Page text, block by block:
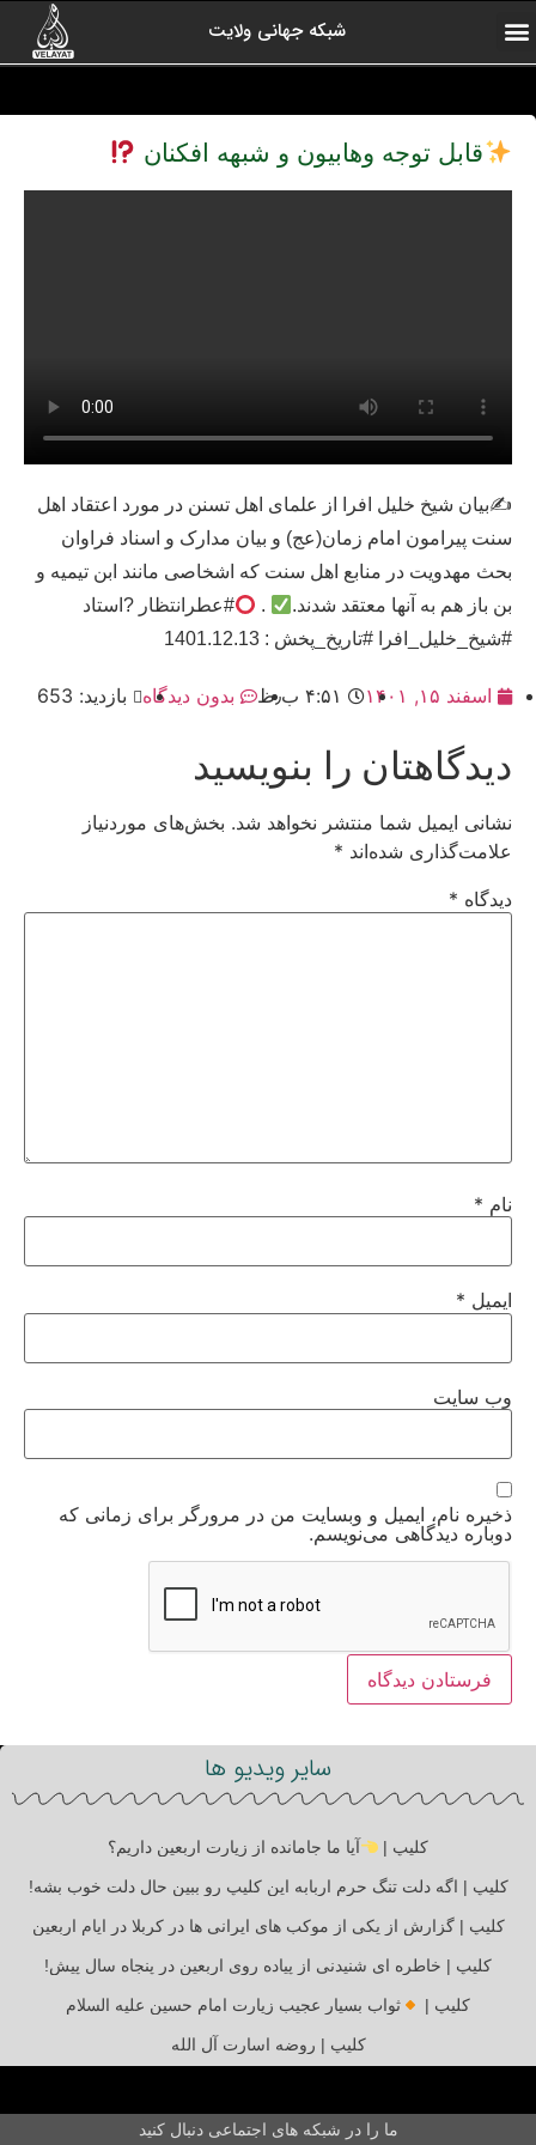
شبکه جهانی ولایت
قابل توجه وهابیون و شبهه افکنان
✍بیان شیخ خلیل افرا از علمای اهل تسنن در مورد اعتقاد اهل
سنت پیرامون امام زمان(عج) و بیان مدارک و اسناد فراوان
بحث مهدویت در منابع اهل سنت که اشخاصی مانند ابن تیمیه و
بن باز هم به آنها معتقد شدند.
.
#عطرانتظار ?استاد
#شیخ_خلیل_افرا #تاریخ_پخش : 1401.12.13
اسفند ۱۵, ۱۴۰۱ ۴:۵۱ ب٫ظ بدون دیدگاه بازدید: 653
دیدگاهتان را بنویسید
نشانی ایمیل شما منتشر نخواهد شد. بخش‌های موردنیاز
علامت‌گذاری شده‌اند *
دیدگاه *
نام *
ایمیل *
وب‌ سایت
ذخیره نام، ایمیل و وبسایت من در مرورگر برای زمانی که
دوباره دیدگاهی می‌نویسم.
سایر ویدیو ها
کلیپ | آیا ما جامانده از زیارت اربعین داریم؟
کلیپ | اگه دلت تنگ حرم اربابه این کلیپ رو ببین حال دلت خوب بشه!
کلیپ | گزارش از یکی از موکب های ایرانی ها در کربلا در ایام اربعین
کلیپ | خاطره ای شنیدنی از پیاده روی اربعین در پنجاه سال پیش!
کلیپ | ثواب بسیار عجیب زیارت امام حسین علیه السلام
کلیپ | روضه اسارت آل الله
ما را در شبکه های اجتماعی دنبال کنید